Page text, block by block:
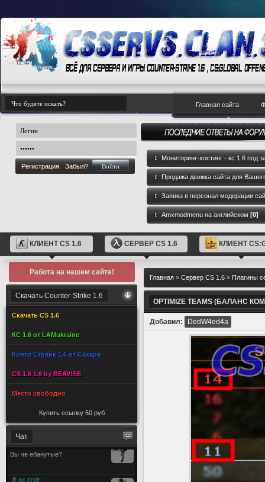
Главная сайта
Регистрация Забыл?
Мониторинг-хостинг - кс 1.6 под
Продажа движка сайта для
GameCMS[0]
Заявка в персонал модерации
Amxmodmenu на английском [0]
КЛИЕНТ CS 1.6 СЕРВЕР CS 1.6 КЛИЕНТ
Работа на нашем сайте!
Скачать Counter-Strike 1.6
Скачать CS 1.6
КС 1.6 от LAMukraine
Контр Страйк 1.6 от Сахара
CS 1.6 1.6 by BEAV!SE
Место свободно
Купить ссылку 50 руб
Чат
Главная » Сервер CS 1.6 » Плагины
OPTIMIZE TEAMS (БАЛАНС
Добавил: DedW4ed4a